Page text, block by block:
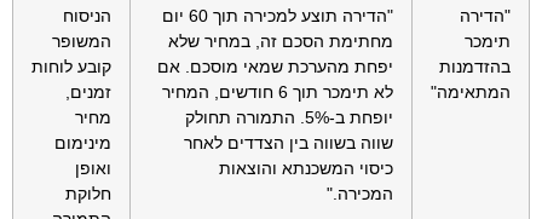
"הדירה
תימכר
בהזדמנות
המתאימה"
"הדירה תוצע למכירה תוך 60 יום
מחתימת הסכם זה, במחיר שלא
יפחת מהערכת שמאי מוסכם. אם
לא תימכר תוך 6 חודשים, המחיר
יופחת ב-5%. התמורה תחולק
שווה בשווה בין הצדדים לאחר
כיסוי המשכנתא והוצאות
המכירה."
הניסוח
המשופר
קובע לוחות
זמנים,
מחיר
מינימום
ואופן
חלוקת